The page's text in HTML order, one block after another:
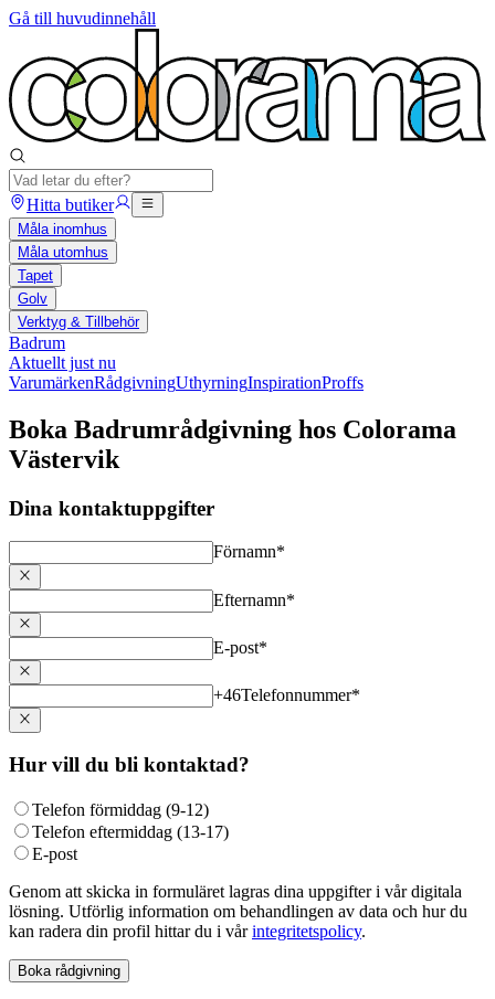
Gå till huvudinnehåll
Hitta butiker
Måla inomhus
Måla utomhus
Tapet
Golv
Verktyg & Tillbehör
Badrum
Aktuellt just nu
VarumärkenRådgivningUthyrningInspirationProffs
Boka Badrumrådgivning hos Colorama
Västervik
Dina kontaktuppgifter
Förnamn*
Efternamn*
E-post*
+46Telefonnummer*
Hur vill du bli kontaktad?
Telefon förmiddag (9-12)
Telefon eftermiddag (13-17)
E-post
Genom att skicka in formuläret lagras dina uppgifter i vår digitala
lösning. Utförlig information om behandlingen av data och hur du
kan radera din profil hittar du i vårintegritetspolicy.
Boka rådgivning